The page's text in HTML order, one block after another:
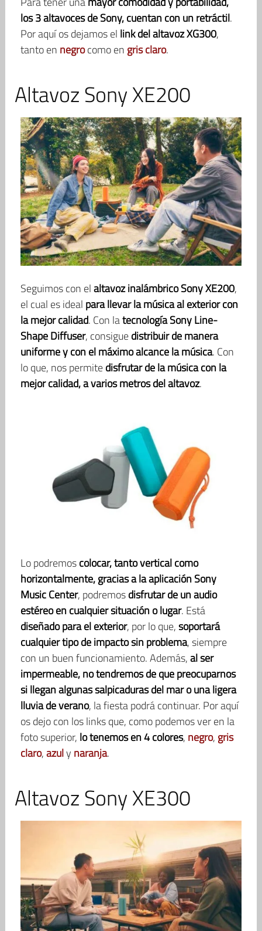
los 3 altavoces de Sony, cuentan con un retráctil.
Por aquí os dejamos el link del altavoz XG300,
tanto en negrocomo en gris claro.
Altavoz Sony XE200
Seguimos con elaltavoz inalámbrico Sony XE200,
el cual es ideal para llevar la música al exterior con
la mejor calidad. Con latecnología Sony Line-
Shape Diffuser, consiguedistribuir de manera
uniforme y con el máximo alcance la música. Con
lo que, nos permitedisfrutar de la música con la
mejor calidad, a varios metros del altavoz.
Lo podremoscolocar, tanto vertical como
horizontalmente, gracias a la aplicación Sony
Music Center, podremosdisfrutar de un audio
estéreo en cualquier situación o lugar. Está
diseñado para el exterior, por lo que,soportará
cualquier tipo de impacto sin problema, siempre
con un buen funcionamiento. Además,al ser
impermeable, no tendremos de que preocuparnos
si llegan algunas salpicaduras del mar o una ligera
lluvia de verano, la fiesta podrá continuar. Por aquí
os dejo con los links que, como podemos ver en la
foto superior, lo tenemos en 4 colores, negro, gris
claro,azuly naranja.
Altavoz Sony XE300